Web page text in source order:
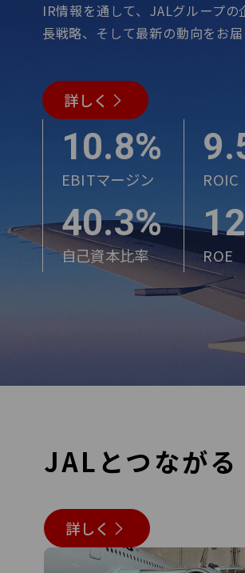
IR情報を通して、JALグループの
長戦略、そして最新の動向をお届
詳しく
10.8%
EBITマージン ROIC
40.3%
自己資本比率 ROE
JALとつながる
詳しく